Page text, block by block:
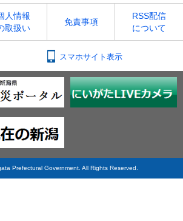
人情報
取扱い
免責事項
RSS配信
について
スマホサイト表示
Prefectural Government. All Rights Reserved.